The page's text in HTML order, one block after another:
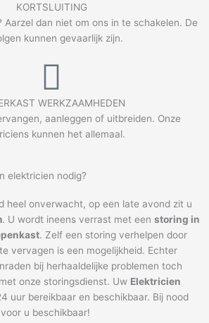
KORTSLUITING
Aarzel dan niet om ons in te schakelen. De
kunnen gevaarlijk zijn.
WERKZAAMHEDEN
aanleggen of uitbreiden. Onze
kunnen het allemaal.
elektricien nodig?
heel onverwacht, op een late avond zit u
. U wordt ineens verrast met een storing in
. Zelf een storing verhelpen door
vervagen is een mogelijkheid. Echter
bij herhaaldelijke problemen toch
onze storingsdienst. Uw Elektricien
uur bereikbaar en beschikbaar. Bij nood
u beschikbaar!